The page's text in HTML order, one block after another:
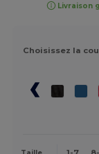
Livraison
Choisissez la